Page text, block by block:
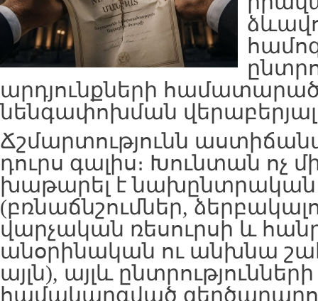
արդյունքների
նենգափոխման
Ճշմարտությունն
դուրս գալիս։ Խունտան ոչ
խաթարել է նախընտրական
(բռնաճնշումներ,
վարչական ռեսուրսի և
անօրինական ու անխնա
այլն), այլև
համակարգված